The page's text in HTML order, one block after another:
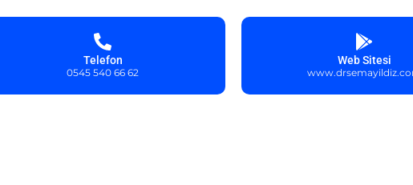
Telefon
0545 540 66 62
Web Sitesi